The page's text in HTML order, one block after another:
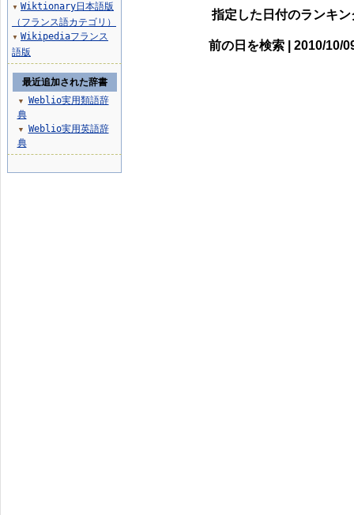
指定した日付のランキ
前の日を検索 | 2010/10/
▼ Wiktionary日本語版
（フランス語カテゴリ）
▼ Wikipediaフランス
語版
最近追加された辞書
▼
Weblio実用類語辞
典
▼
Weblio実用英語辞
典